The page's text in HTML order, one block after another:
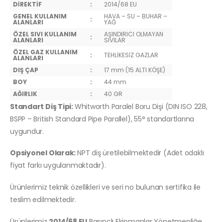
DİREKTİF
:
2014/68 EU
GENEL KULLANIM
ALANLARI : HAVA – SU – BUHAR –
YAĞ
ÖZEL SIVI KULLANIM
ALANLARI : AŞINDIRICI OLMAYAN
SIVILAR
ÖZEL GAZ KULLANIM
ALANLARI :
TEHLİKESİZ GAZLAR
DIŞ ÇAP
:
17 mm (15 ALTI KÖŞE)
BOY
:
44 mm
AĞIRLIK
: 40 GR
Standart Diş Tipi:Whitworth Paralel Boru Dişi (DIN ISO 228,
BSPP – British Standard Pipe Parallel), 55° standartlarına
uygundur.
Opsiyonel Olarak:NPT diş üretilebilmektedir (Adet odaklı
fiyat farkı uygulanmaktadır).
Ürünlerimiz teknik özellikleri ve seri no bulunan sertifika ile
teslim edilmektedir.